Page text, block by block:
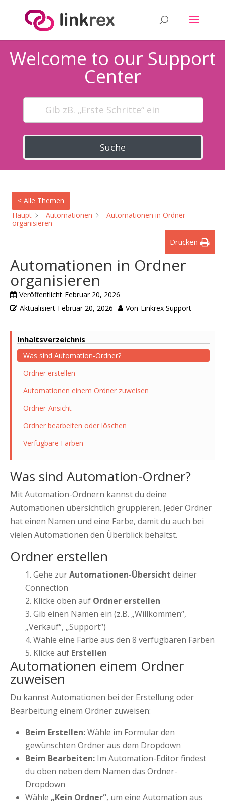
Welcome to our Support
Center
Suche
< Alle Themen
Haupt
Automationen
Automationen in Ordner
organisieren
Drucken
Automationen in Ordner
organisieren
Veröffentlicht Februar 20, 2026
Aktualisiert Februar 20, 2026 Von Linkrex Support
Inhaltsverzeichnis
Was sind Automation-Ordner?
Ordner erstellen
Automationen einem Ordner zuweisen
Ordner-Ansicht
Ordner bearbeiten oder löschen
Verfügbare Farben
Was sind Automation-Ordner?
Mit Automation-Ordnern kannst du deine
Automationen übersichtlich gruppieren. Jeder Ordner
hat einen Namen und eine Farbe, damit du auch bei
vielen Automationen den Überblick behältst.
Ordner erstellen
Gehe zurAutomationen-Übersicht deiner
Connection
Klicke oben auf Ordner erstellen
Gib einen Namen ein (z.B. „Willkommen“,
„Verkauf“, „Support“)
Wähle eine Farbe aus den 8 verfügbaren Farben
Klicke auf Erstellen
Automationen einem Ordner
zuweisen
Du kannst Automationen bei der Erstellung oder
Bearbeitung einem Ordner zuweisen:
Beim Erstellen:Wähle im Formular den
gewünschten Ordner aus dem Dropdown
Beim Bearbeiten: Im Automation-Editor findest
du oben neben dem Namen das Ordner-
Dropdown
Wähle „Kein Ordner“, um eine Automation aus